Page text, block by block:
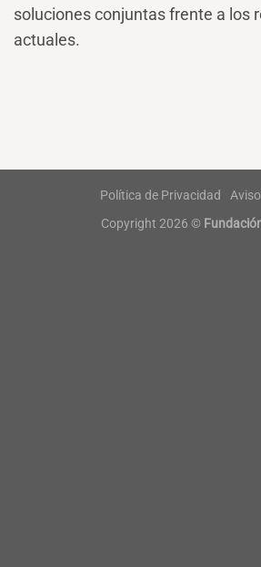
soluciones conjuntas frente a los
actuales.
Política de Privacidad
Copyright 2026 ©